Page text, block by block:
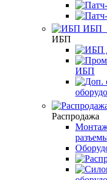
ИБП
ИБП
ИБП
Распродажа